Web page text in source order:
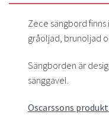
Zece sängbord
gråoljad, brunoljad
Sängborden är
sänggavel.
Oscarssons